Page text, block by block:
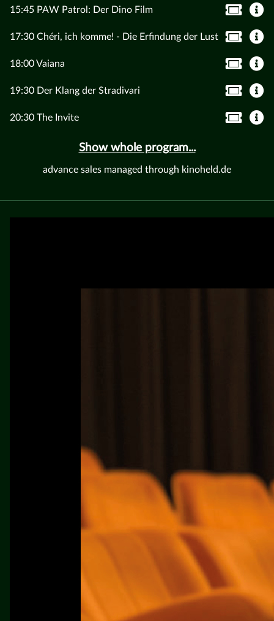
15:45 PAW Patrol: Der Dino Film
17:30 Chéri, ich komme! - Die Erfindung der Lust
18:00 Vaiana
19:30 Der Klang der Stradivari
20:30 The Invite
Show whole program...
advance sales managed through kinoheld.de